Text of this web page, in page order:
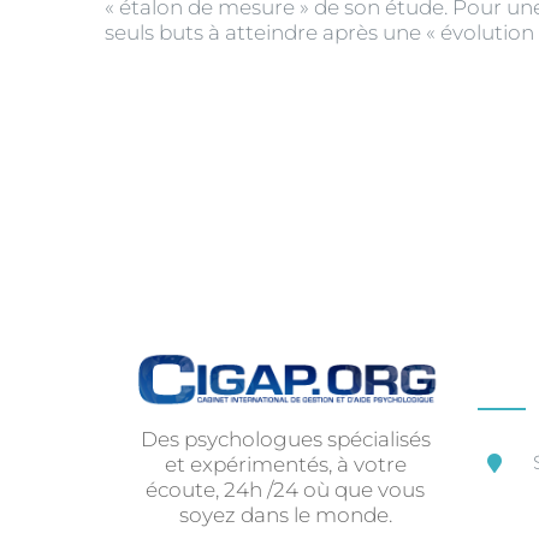
« étalon de mesure » de son étude. Pour
seuls buts à atteindre après une «
Des psychologues spécialisés
et expérimentés, à votre
écoute, 24h /24 où que vous
soyez dans le monde.